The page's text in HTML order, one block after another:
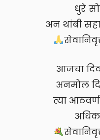
धुरे
अन थांबी
आजचा
अनमोल
त्या
अधिक